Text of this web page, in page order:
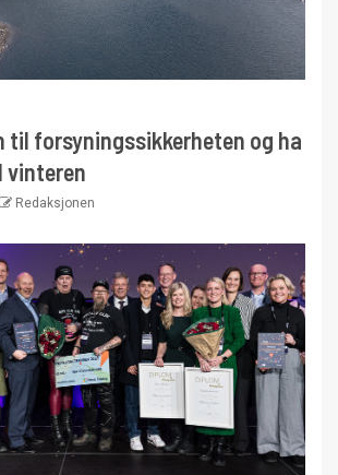
til forsyningssikkerheten og ha
vinteren
Redaksjonen